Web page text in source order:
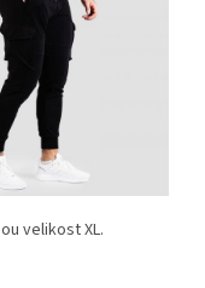
velikost XL.